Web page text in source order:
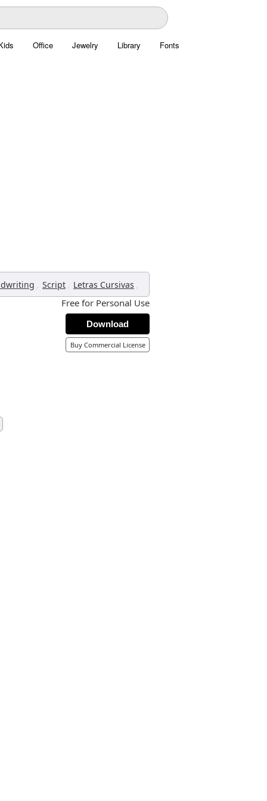
Office Jewelry Library Fonts
, Script , Letras Cursivas ,
Free for Personal Use
Download
Buy Commercial License